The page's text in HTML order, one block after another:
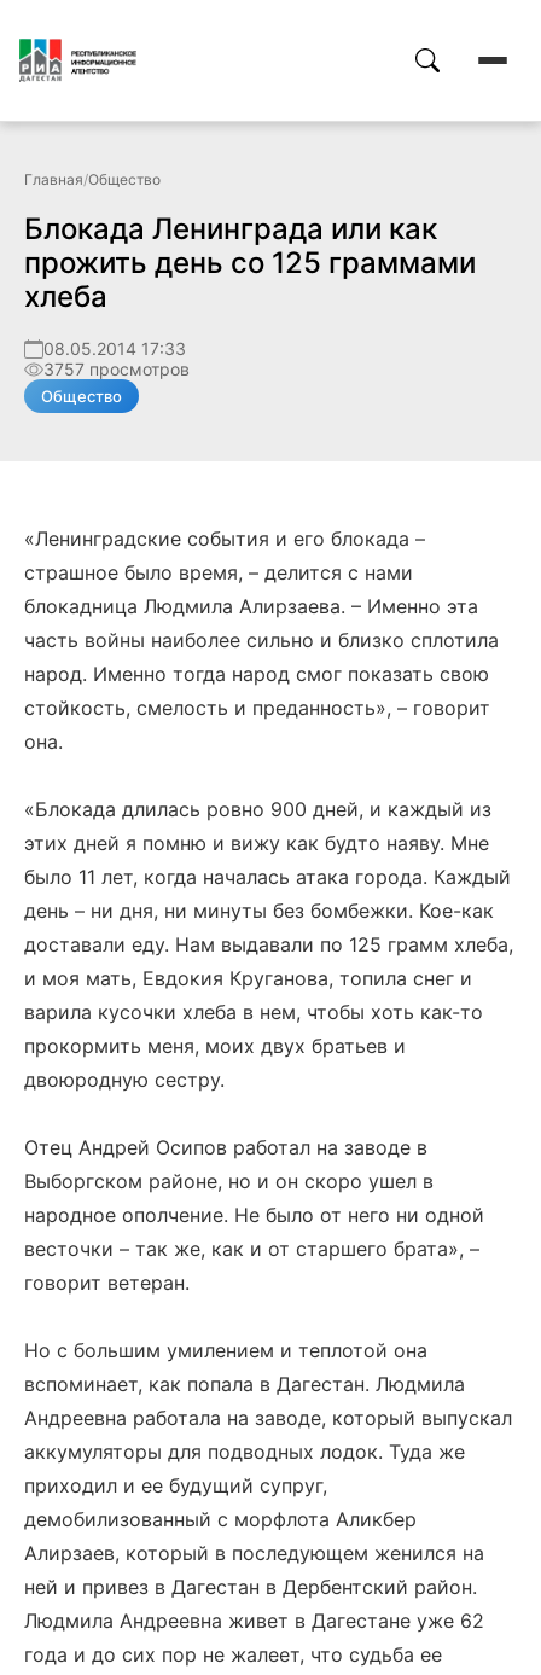
Главная/Общество
Блокада Ленинграда или как
прожить день со 125 граммами
хлеба
08.05.2014 17:33
3757 просмотров
Общество
«Ленинградские события и его блокада –
страшное было время, – делится с нами
блокадница Людмила Алирзаева. – Именно эта
часть войны наиболее сильно и близко сплотила
народ. Именно тогда народ смог показать свою
стойкость, смелость и преданность», – говорит
она.
«Блокада длилась ровно 900 дней, и каждый из
этих дней я помню и вижу как будто наяву. Мне
было 11 лет, когда началась атака города. Каждый
день – ни дня, ни минуты без бомбежки. Кое-как
доставали еду. Нам выдавали по 125 грамм хлеба,
и моя мать, Евдокия Круганова, топила снег и
варила кусочки хлеба в нем, чтобы хоть как-то
прокормить меня, моих двух братьев и
двоюродную сестру.
Отец Андрей Осипов работал на заводе в
Выборгском районе, но и он скоро ушел в
народное ополчение. Не было от него ни одной
весточки – так же, как и от старшего брата», –
говорит ветеран.
Но с большим умилением и теплотой она
вспоминает, как попала в Дагестан. Людмила
Андреевна работала на заводе, который выпускал
аккумуляторы для подводных лодок. Туда же
приходил и ее будущий супруг,
демобилизованный с морфлота Аликбер
Алирзаев, который в последующем женился на
ней и привез в Дагестан в Дербентский район.
Людмила Андреевна живет в Дагестане уже 62
года и до сих пор не жалеет, что судьба ее